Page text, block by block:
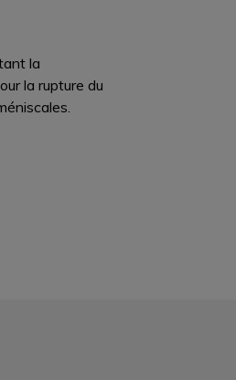
la
la rupture du